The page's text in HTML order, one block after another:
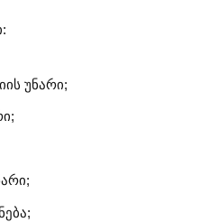
უნარი;